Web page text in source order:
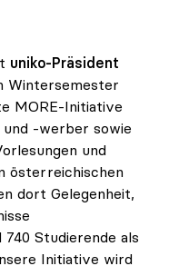
uniko-Präsident
Wintersemester
MORE-Initiative
-werber sowie
und
österreichischen
dort Gelegenheit,
Studierende als
Initiative wird